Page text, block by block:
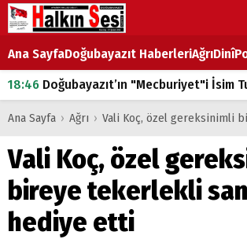
Ana SayfaDoğubayazıt HaberleriAğrıDinî
18:46 Doğubayazıt’ın "Mecburiyet"i İsim Tutmuyor: Bu
07:53Doğubayazıt’ta Ekmek Fiyatlarına
Doğubayazıt'ta çocukların sırtındaki
07:00 DEVLET ve HÜKÜMET
18:29 ÇARŞI CADDESİ YAZ BOZ TAHTASI
Ana Sayfa › Ağrı › Vali Koç, özel gereksinimli bireye
Vali Koç, özel
bireye tekerlekli
hediye etti